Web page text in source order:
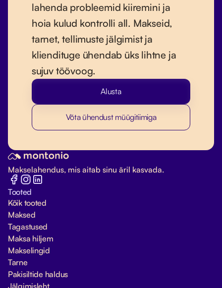
lahenda probleemid kiiremini ja
hoia kulud kontrolli all. Makseid,
tarnet, tellimuste jälgimist ja
kliendituge ühendab üks lihtne ja
sujuv töövoog.
Alusta
Võta ühendust müügitiimiga
Makselahendus, mis aitab sinu äril kasvada.
Tooted
Kõik tooted
Maksed
Tagastused
Maksa hiljem
Makselingid
Tarne
Pakisiltide haldus
Jälgimisleht